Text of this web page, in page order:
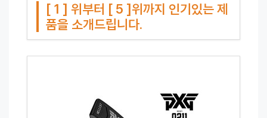
[ 1 ] 위부터 [ 5 ]위까지 인기있는 제
품을 소개드립니다.